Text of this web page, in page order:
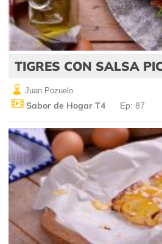
TIGRES CON SALSA
Juan Pozuelo
Sabor de Hogar T4 Ep: 87